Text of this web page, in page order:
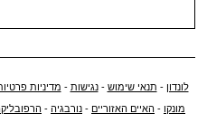
לונדון - תנאי שימוש -נגישות - מדיניות
מונקו - האיים האזוריים - נורבגיה -